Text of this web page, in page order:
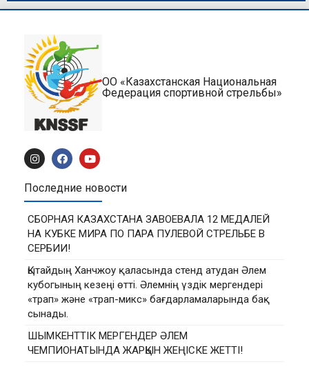
ОО «Казахстанская Национальная
Федерация спортивной стрельбы»
Последние новости
СБОРНАЯ КАЗАХСТАНА ЗАВОЕВАЛА 12 МЕДАЛЕЙ
НА КУБКЕ МИРА ПО ПАРА ПУЛЕВОЙ СТРЕЛЬБЕ В
СЕРБИИ!
Қытайдың Ханчжоу қаласында стенд атудан Әлем
кубогының кезеңі өтті. Әлемнің үздік мергендері
«трап» және «трап-микс» бағдарламаларында бақ
сынады.
ШЫМКЕНТТІК МЕРГЕНДЕР ӘЛЕМ
ЧЕМПИОНАТЫНДА ЖАРҚЫН ЖЕҢІСКЕ ЖЕТТІ!